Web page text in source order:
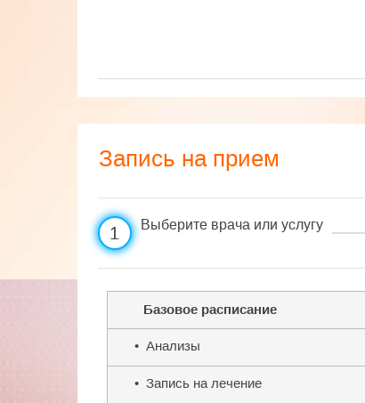
Запись на прием
1 Выберите врача или услугу
Базовое расписание
• Анализы
• Запись на лечение